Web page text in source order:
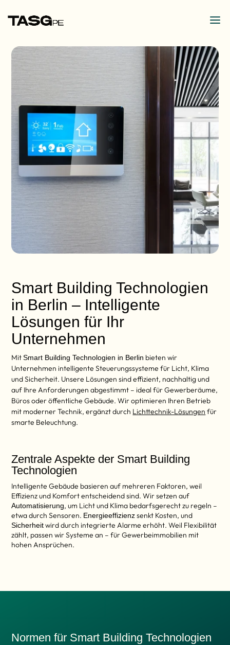
Smart Building Technologien
in Berlin – Intelligente
Lösungen für Ihr
Unternehmen
MitSmart Building Technologien in Berlin bieten wir
Unternehmen intelligente Steuerungssysteme für Licht, Klima
und Sicherheit. Unsere Lösungen sind effizient, nachhaltig und
auf Ihre Anforderungen abgestimmt – ideal für Gewerberäume,
Büros oder öffentliche Gebäude. Wir optimieren Ihren Betrieb
mit moderner Technik, ergänzt durch Lichttechnik-Lösungen für
smarte Beleuchtung.
Zentrale Aspekte der Smart Building
Technologien
Intelligente Gebäude basieren auf mehreren Faktoren, weil
Effizienz und Komfort entscheidend sind. Wir setzen auf
Automatisierung, um Licht und Klima bedarfsgerecht zu regeln –
etwa durch Sensoren. Energieeffizienzsenkt Kosten, und
Sicherheitwird durch integrierte Alarme erhöht. Weil Flexibilität
zählt, passen wir Systeme an – für Gewerbeimmobilien mit
hohen Ansprüchen.
Normen für Smart Building Technologien